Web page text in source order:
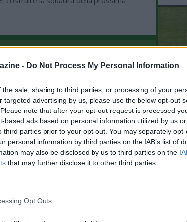
- Do Not Process My Personal Information
the sale, sharing to third parties, or processing of your
targeted advertising by us, please use the below opt-out
note that after your opt-out request is processed
based ads based on personal information utilized by us
third parties prior to your opt-out. You may separately
personal information by third parties on the IAB’s list of
may also be disclosed by us to third parties on the
that may further disclose it to other third parties.
Opt Outs
16:50 - MERCATO - Schira:
di massima, trattativa
tra il club turco e il Napoli"
15:42 - MEDIASET - Torino, gli
per chiudere il mercato: ci
anche Cajuste e Folorunsho
08:46 - CDS - Napoli, Gabriel
per l'attacco
del